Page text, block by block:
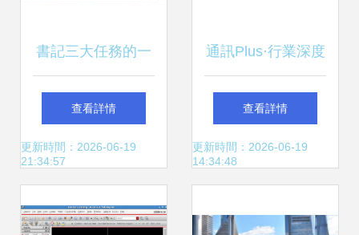
書記三大任務的一
年答卷 集成電路設
計崛起
查看詳情
更新時間：2026-06-19
21:34:57
通訊Plus·行業深度
| 從內衣廠到全球
第三的芯片封測領
查看詳情
更新時間：2026-06-19
14:34:48